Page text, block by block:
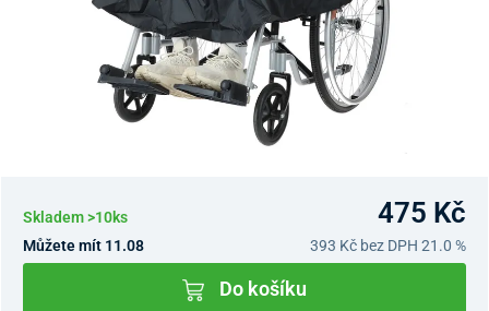
Skladem >10ks 475 Kč
Můžete mít 11.08 393 Kč bez DPH 21.0 %
Do košíku